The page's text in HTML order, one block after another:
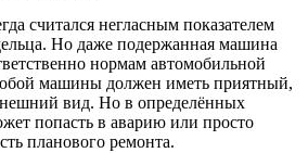
считался негласным показателем
Но даже подержанная машина
нормам автомобильной
машины должен иметь приятный,
вид. Но в определённых
попасть в аварию или просто
планового ремонта.